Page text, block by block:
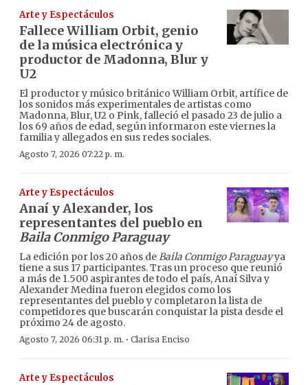
Arte y Espectáculos
Fallece William Orbit, genio
de la música electrónica y
productor de Madonna, Blur y
U2
El productor y músico británico William Orbit, artífice de
los sonidos más experimentales de artistas como
Madonna, Blur, U2 o Pink, falleció el pasado 23 de julio a
los 69 años de edad, según informaron este viernes la
familia y allegados en sus redes sociales.
Agosto 7, 2026 07:22 p. m.
Arte y Espectáculos
Anaí y Alexander, los
representantes del pueblo en
Baila Conmigo Paraguay
La edición por los 20 años deBaila Conmigo Paraguayya
tiene a sus 17 participantes. Tras un proceso que reunió
a más de 1.500 aspirantes de todo el país, Anaí Silva y
Alexander Medina fueron elegidos como los
representantes del pueblo y completaron la lista de
competidores que buscarán conquistar la pista desde el
próximo 24 de agosto.
Agosto 7, 2026 06:31 p. m. · Clarisa Enciso
Arte y Espectáculos